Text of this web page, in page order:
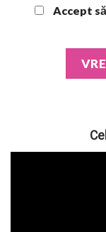
Accept